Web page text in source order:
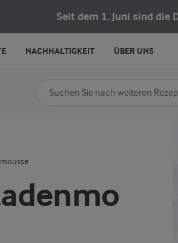
Seit dem 1. Juni sind die
Nach Kategorie suchen
NACHHALTIGKEIT ÜBER UNS